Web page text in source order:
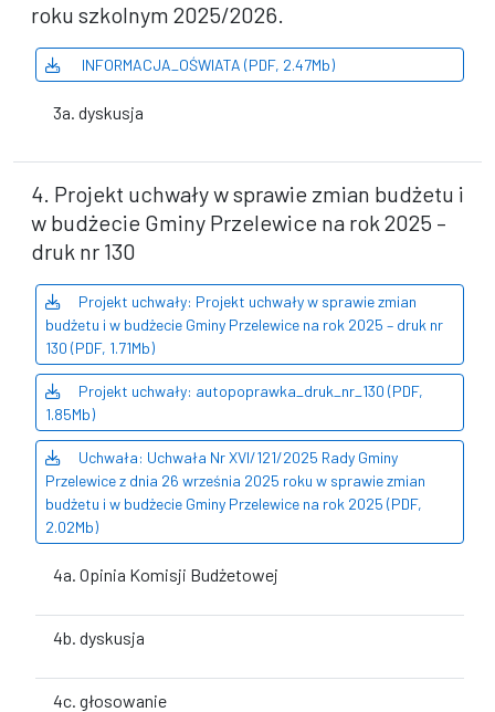
roku szkolnym 2025/2026.
INFORMACJA_OŚWIATA (PDF, 2.47Mb)
3a. dyskusja
4. Projekt uchwały w sprawie zmian budżetu i
w budżecie Gminy Przelewice na rok 2025 –
druk nr 130
Projekt uchwały: Projekt uchwały w sprawie zmian
budżetu i w budżecie Gminy Przelewice na rok 2025 – druk nr
130 (PDF, 1.71Mb)
Projekt uchwały: autopoprawka_druk_nr_130 (PDF,
1.85Mb)
Uchwała: Uchwała Nr XVI/121/2025 Rady Gminy
Przelewice z dnia 26 września 2025 roku w sprawie zmian
budżetu i w budżecie Gminy Przelewice na rok 2025 (PDF,
2.02Mb)
4a. Opinia Komisji Budżetowej
4b. dyskusja
4c. głosowanie